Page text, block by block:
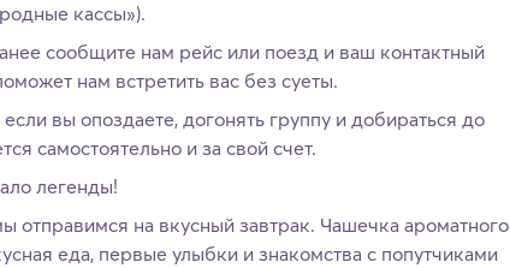
кассы»).
сообщите нам рейс или поезд и ваш контактный
нам встретить вас без суеты.
вы опоздаете, догонять группу и добираться до
самостоятельно и за свой счет.
легенды!
отправимся на вкусный завтрак. Чашечка ароматного
еда, первые улыбки и знакомства с попутчиками